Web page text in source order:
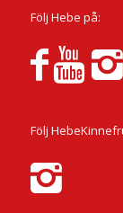
Följ Hebe på:
Följ